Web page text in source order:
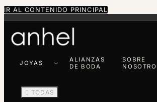
IR AL CONTENIDO PRINCIPAL
JOYAS
ALIANZAS
DE BODA
SOBRE
 TODAS